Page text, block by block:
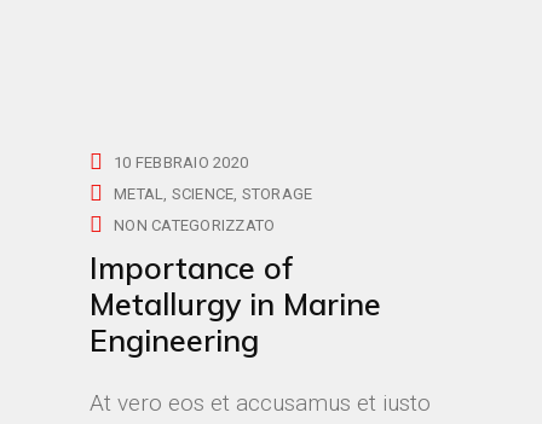
10 FEBBRAIO 2020
METAL SCIENCE STORAGE
NON CATEGORIZZATO
Importance of
Metallurgy in Marine
Engineering
At vero eos et accusamus et iusto